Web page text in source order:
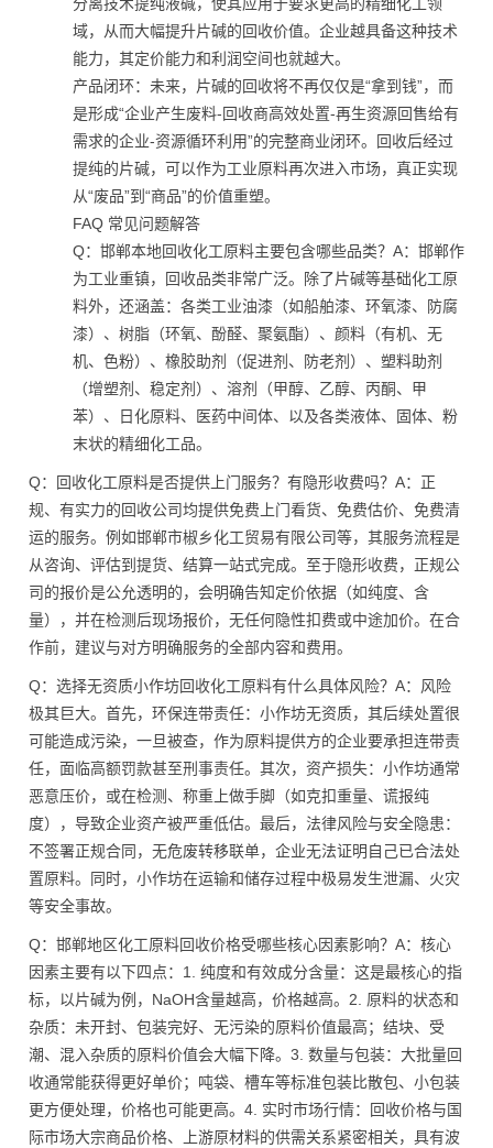
域，从而大幅提升片碱的回收价值。企业越具备这种技术
能力，其定价能力和利润空间也就越大。
产品闭环：未来，片碱的回收将不再仅仅是“拿到钱”，而
是形成“企业产生废料-回收商高效处置-再生资源回售给有
需求的企业-资源循环利用”的完整商业闭环。回收后经过
提纯的片碱，可以作为工业原料再次进入市场，真正实现
从“废品”到“商品”的价值重塑。
FAQ 常见问题解答
Q：邯郸本地回收化工原料主要包含哪些品类？A：邯郸作
为工业重镇，回收品类非常广泛。除了片碱等基础化工原
料外，还涵盖：各类工业油漆（如船舶漆、环氧漆、防腐
漆）、树脂（环氧、酚醛、聚氨酯）、颜料（有机、无
机、色粉）、橡胶助剂（促进剂、防老剂）、塑料助剂
（增塑剂、稳定剂）、溶剂（甲醇、乙醇、丙酮、甲
苯）、日化原料、医药中间体、以及各类液体、固体、粉
末状的精细化工品。
Q：回收化工原料是否提供上门服务？有隐形收费吗？A：正
规、有实力的回收公司均提供免费上门看货、免费估价、免费清
运的服务。例如邯郸市椒乡化工贸易有限公司等，其服务流程是
从咨询、评估到提货、结算一站式完成。至于隐形收费，正规公
司的报价是公允透明的，会明确告知定价依据（如纯度、含
量），并在检测后现场报价，无任何隐性扣费或中途加价。在合
作前，建议与对方明确服务的全部内容和费用。
Q：选择无资质小作坊回收化工原料有什么具体风险？A：风险
极其巨大。首先，环保连带责任：小作坊无资质，其后续处置很
可能造成污染，一旦被查，作为原料提供方的企业要承担连带责
任，面临高额罚款甚至刑事责任。其次，资产损失：小作坊通常
恶意压价，或在检测、称重上做手脚（如克扣重量、谎报纯
度），导致企业资产被严重低估。最后，法律风险与安全隐患：
不签署正规合同，无危废转移联单，企业无法证明自己已合法处
置原料。同时，小作坊在运输和储存过程中极易发生泄漏、火灾
等安全事故。
Q：邯郸地区化工原料回收价格受哪些核心因素影响？A：核心
因素主要有以下四点：1. 纯度和有效成分含量：这是最核心的指
标，以片碱为例，NaOH含量越高，价格越高。2. 原料的状态和
杂质：未开封、包装完好、无污染的原料价值最高；结块、受
潮、混入杂质的原料价值会大幅下降。3. 数量与包装：大批量回
收通常能获得更好单价；吨袋、槽车等标准包装比散包、小包装
更方便处理，价格也可能更高。4. 实时市场行情：回收价格与国
际市场大宗商品价格、上游原材料的供需关系紧密相关，具有波